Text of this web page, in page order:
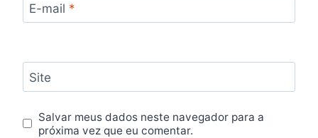
E-mail *
Site
Salvar meus dados neste navegador para a
próxima vez que eu comentar.